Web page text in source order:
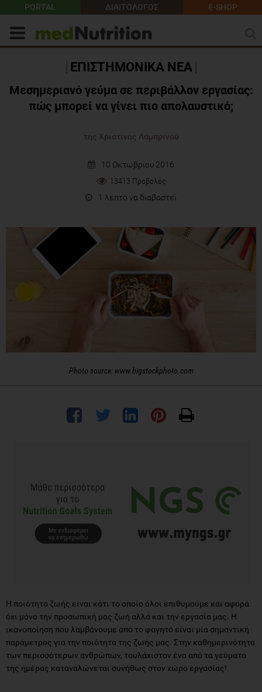
PORTAL ΔΙΑΙΤΟΛΟΓΟΣ E-SHOP
ΕΠΙΣΤΗΜΟΝΙΚΑ ΝΕΑ
Μεσημεριανό γεύμα σε περιβάλλον εργασίας:
πώς μπορεί να γίνει πιο απολαυστικό;
της Χριστίνας Λαμπρινού
10 Οκτωβρίου 2016
13413 Προβολές
1 λεπτό να διαβαστεί
Photo source: www.bigstockphoto.com
Η ποιότητα ζωής είναι κάτι το οποίο όλοι επιθυμούμε και αφορά
όχι μόνο την προσωπική μας ζωή αλλά και την εργασία μας. Η
ικανοποίηση που λαμβάνουμε από το φαγητό είναι μία σημαντική
παράμετρος για την ποιότητα της ζωής μας. Στην καθημερινότητα
των περισσότερων ανθρώπων, τουλάχιστον ένα από τα γεύματα
της ημέρας καταναλώνεται συνήθως στον χώρο εργασίας!